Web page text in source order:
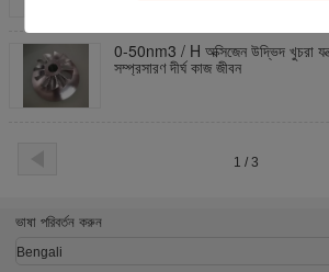
0-50nm3 / H অক্সিজেন উদ্ভিদ খুচরা
সম্প্রসারণ দীর্ঘ কাজ জীবন
1 / 3
ভাষা পরিবর্তন করুন
Bengali